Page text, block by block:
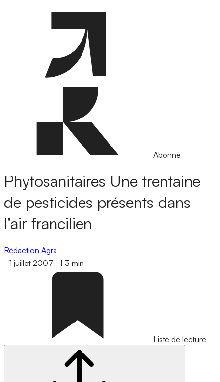
Abonné
Phytosanitaires Une trentaine
de pesticides présents dans
l’air francilien
Rédaction Agra
- 1 juillet 2007 - 3 min
Liste de lecture